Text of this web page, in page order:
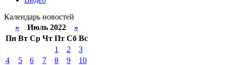
Календарь новостей
« Июль 2022 »
Пн Вт Ср Чт Пт Сб Вс
1
2
3
4
5 6 7 8 9
10